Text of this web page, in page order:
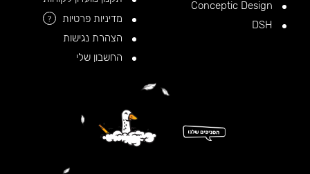
מדיניות פרטיות
?
הצהרת נגישות
החשבון שלי